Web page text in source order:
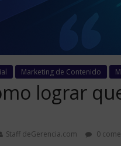
Marketing de Contenido
lograr
Staff deGerencia.com 0